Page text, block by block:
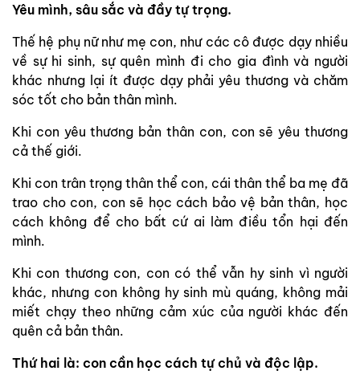
Yêu mình, sâu sắc và đầy tự trọng.
Thế hệ phụ nữ như mẹ con, như các cô được dạy nhiều
về sự hi sinh, sự quên mình đi cho gia đình và người
khác nhưng lại ít được dạy phải yêu thương và chăm
sóc tốt cho bản thân mình.
Khi con yêu thương bản thân con, con sẽ yêu thương
cả thế giới.
Khi con trân trọng thân thể con, cái thân thể ba mẹ đã
trao cho con, con sẽ học cách bảo vệ bản thân, học
cách không để cho bất cứ ai làm điều tổn hại đến
mình.
Khi con thương con, con có thể vẫn hy sinh vì người
khác, nhưng con không hy sinh mù quáng, không mải
miết chạy theo những cảm xúc của người khác đến
quên cả bản thân.
Thứ hai là: con cần học cách tự chủ và độc lập.